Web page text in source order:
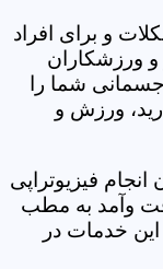
و برای افراد
ورزشکاران
شما را
ورزش و
فیزیوتراپی
وآمد به مطب
خدمات در